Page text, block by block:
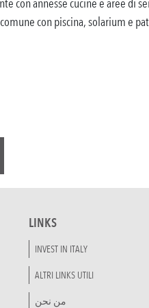
con piscina, solarium e
LINKS
INVEST IN ITALY
ALTRI LINKS UTILI
من نحن